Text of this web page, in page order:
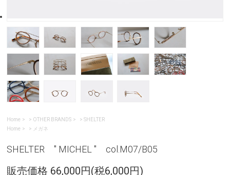
Home > OTHER BRANDS >SHELTER
Home
> メガネ
SHELTER " MICHEL " col.M07/B05
販売価格 66,000円(税6,000円)